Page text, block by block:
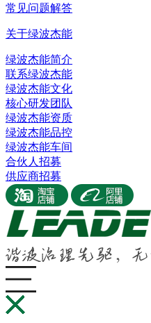
常见问题解答
关于绿波杰能
绿波杰能简介
联系绿波杰能
绿波杰能文化
核心研发团队
绿波杰能资质
绿波杰能品控
绿波杰能车间
合伙人招募
供应商招募